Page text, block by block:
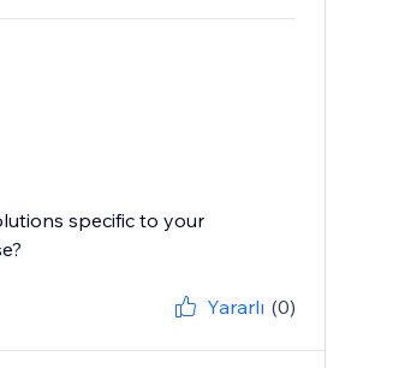
specific to your
Yararlı (0)